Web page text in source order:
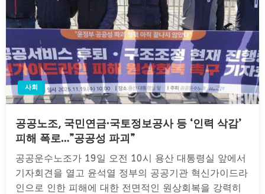
사회
공공노조, 국민연금·국토정보공사 등 ‘인력 삭감’
피해 폭로…”공공성 파괴”
공공운수노조가 19일 오전 10시 용산 대통령실 앞에서
기자회견을 열고 윤석열 정부의 공공기관 혁신가이드라
인으로 인한 피해에 대한 전면적인 원상회복을 강력히